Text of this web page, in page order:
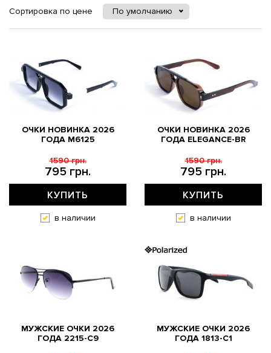
Сортировка по цене
По умолчанию
ОЧКИ НОВИНКА 2026
ГОДА M6125
795 грн.
1590 грн.
КУПИТЬ
в наличии
ОЧКИ НОВИНКА 2026
ГОДА ELEGANCE-BR
795 грн.
1590 грн.
КУПИТЬ
в наличии
МУЖСКИЕ ОЧКИ 2026
ГОДА 2215-C9
МУЖСКИЕ ОЧКИ 2026
ГОДА 1813-С1